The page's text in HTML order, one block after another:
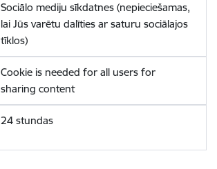
Sociālo mediju sīkdatnes (nepieciešamas,
lai Jūs varētu dalīties ar saturu sociālajos
tīklos)
Cookie is needed for all users for
sharing content
24 stundas